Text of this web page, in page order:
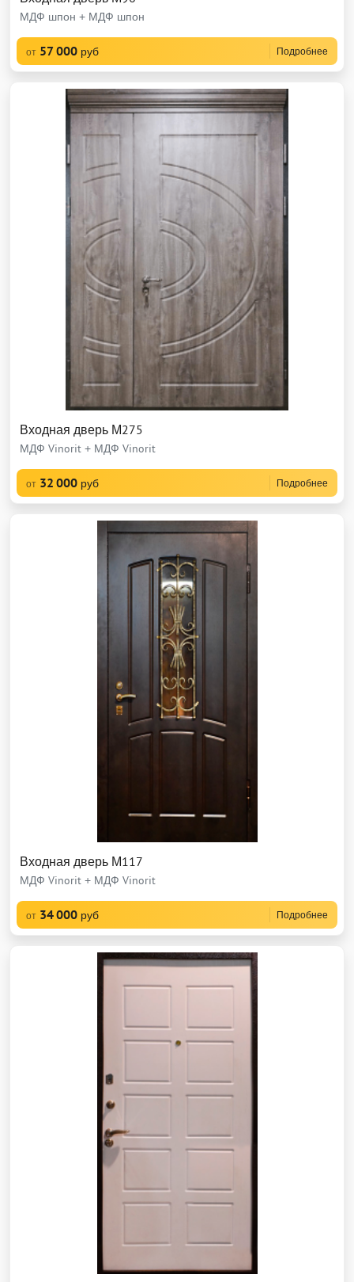
МДФ шпон + МДФ шпон
от 57 000 руб Подробнее
Входная дверь М275
МДФ Vinorit + МДФ Vinorit
от 32 000 руб Подробнее
Входная дверь М117
МДФ Vinorit + МДФ Vinorit
от 34 000 руб Подробнее